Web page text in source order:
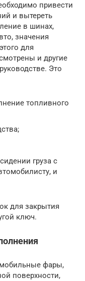
привести
и вытереть
в шинах,
значения
для
и другие
Это
топливного
груза с
и
для закрытия
ключ.
фары,
поверхности,